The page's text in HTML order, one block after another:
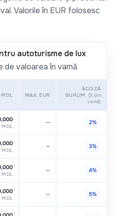
Valorile în EUR folosesc
autoturisme de lux
de valoarea în vamă
MDL MAX. EUR
ACCIZĂ
SUPLIM. (% din
vamă)
MDL
— 2%
MDL
— 3%
MDL
— 4%
MDL
— 5%